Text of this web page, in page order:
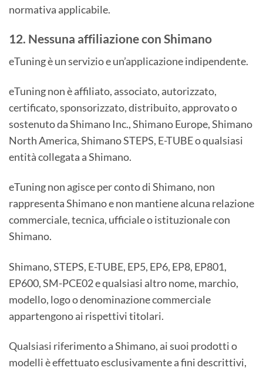
normativa applicabile.
12. Nessuna affiliazione con Shimano
eTuning è un servizio e un’applicazione indipendente.
eTuning non è affiliato, associato, autorizzato,
certificato, sponsorizzato, distribuito, approvato o
sostenuto da Shimano Inc., Shimano Europe, Shimano
North America, Shimano STEPS, E-TUBE o qualsiasi
entità collegata a Shimano.
eTuning non agisce per conto di Shimano, non
rappresenta Shimano e non mantiene alcuna relazione
commerciale, tecnica, ufficiale o istituzionale con
Shimano.
Shimano, STEPS, E-TUBE, EP5, EP6, EP8, EP801,
EP600, SM-PCE02 e qualsiasi altro nome, marchio,
modello, logo o denominazione commerciale
appartengono ai rispettivi titolari.
Qualsiasi riferimento a Shimano, ai suoi prodotti o
modelli è effettuato esclusivamente a fini descrittivi,